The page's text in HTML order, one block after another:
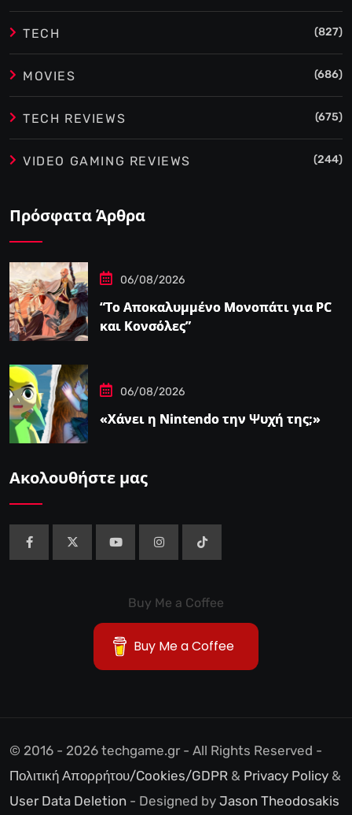
TECH (827)
MOVIES (686)
TECH REVIEWS (675)
VIDEO GAMING REVIEWS (244)
Πρόσφατα Άρθρα
06/08/2026
“Το Αποκαλυμμένο Μονοπάτι για PC
και Κονσόλες”
06/08/2026
«Χάνει η Nintendo την Ψυχή της;»
Ακολουθήστε μας
Buy Me a Coffee
Buy Me a Coffee
© 2016 - 2026 techgame.gr - All Rights Reserved -
Πολιτική Απορρήτου/Cookies/GDPR & Privacy Policy &
User Data Deletion - Designed by Jason Theodosakis